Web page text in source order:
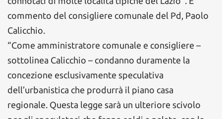
commento del consigliere comunale del Pd, Paolo
Calicchio.
“Come amministratore comunale e consigliere –
sottolinea Calicchio – condanno duramente la
concezione esclusivamente speculativa
dell’urbanistica che produrrà il piano casa
regionale. Questa legge sarà un ulteriore scivolo